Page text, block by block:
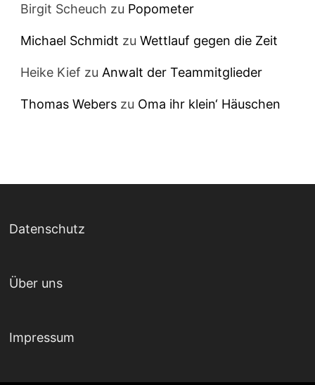
Birgit Scheuch zu Popometer
Michael Schmidt zuWettlauf gegen die Zeit
Heike Kief zu Anwalt der Teammitglieder
Thomas Webers zu Oma ihr klein‘ Häuschen
Datenschutz
Über uns
Impressum